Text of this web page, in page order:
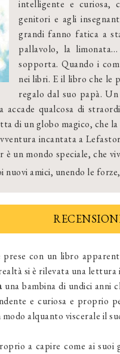
intelligente e curiosa,
genitori e agli
grandi fanno fatica a
pallavolo, la
sopporta. Quando i
nei libri. E il libro che le
regalo dal suo papà.
accade qualcosa di
di un globo magico, che
incantata a
è un mondo speciale, che
nuovi amici, unendo le
prese con un libro
si è rilevata una
una bambina di undici anni
e curiosa e proprio
alquanto viscerale il
a capire come ai